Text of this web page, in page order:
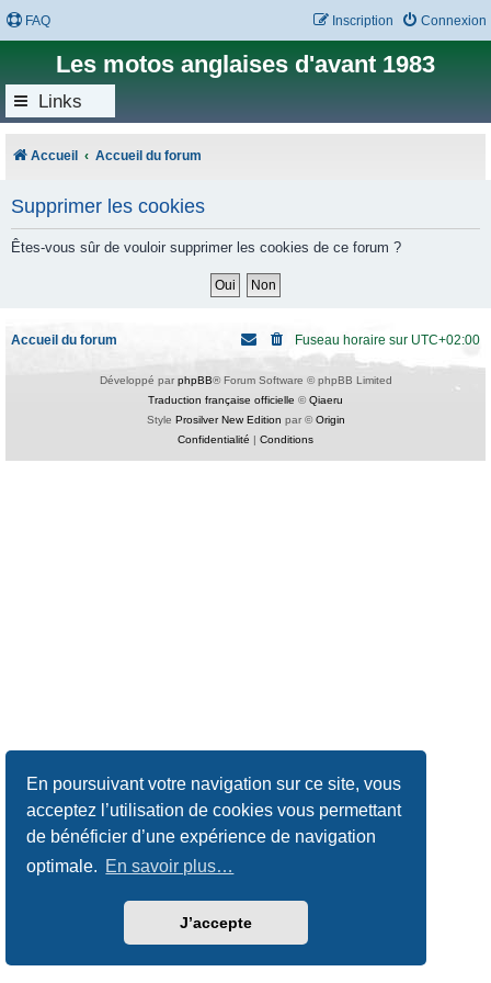
En poursuivant votre navigation sur ce site, vous
acceptez l’utilisation de cookies vous permettant
de bénéficier d’une expérience de navigation
optimale. En savoir plus…
J’accepte
FAQ Connexion
Inscription
Les motos anglaises d'avant 1983
Links
Accueil Accueil du forum
Supprimer les cookies
Êtes-vous sûr de vouloir supprimer les cookies de ce forum ?
Accueil du forum Fuseau horaire sur UTC+02:00
Développé par phpBB® Forum Software © phpBB Limited
Traduction française officielle ©Qiaeru
Style Prosilver New Edition par ©Origin
Confidentialité | Conditions